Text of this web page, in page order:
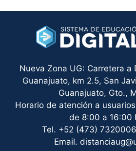
Nueva Zona UG: Carretera a
Guanajuato, km 2.5, San
Guanajuato, Gto.,
Horario de atención a
de 8:00 a 16:00
Tel. +52 (473)
Email.